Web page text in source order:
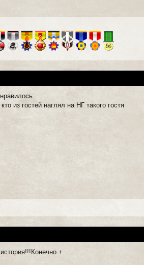
из гостей наглял на НГ такого гостя
+